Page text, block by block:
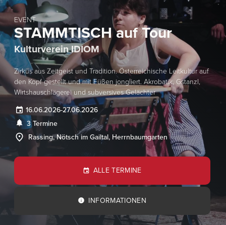
EVENT
STAMMTISCH auf Tour
Kulturverein IDIOM
Zirkus aus Zeitgeist und Tradition. Österreichische Leitkultur auf
den Kopf gestellt und mit Füßen jongliert. Akrobatik, Gstanzl,
Wirtshauschlägerei und subversives Gelächter
16.06.2026-27.06.2026
3 Termine
Rassing, Nötsch im Gailtal, Herrnbaumgarten
ALLE TERMINE
INFORMATIONEN